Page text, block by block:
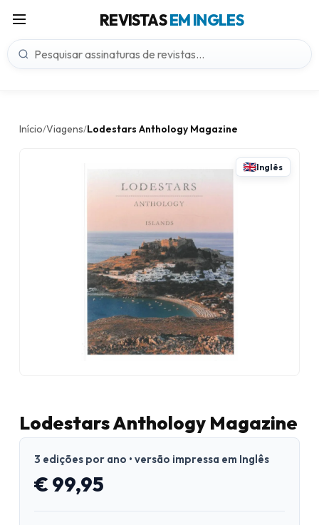
REVISTASEM INGLES
Início/Viagens/Lodestars Anthology Magazine
Inglês
Lodestars Anthology Magazine
3 edições por ano • versão impressa em Inglês
€ 99,95